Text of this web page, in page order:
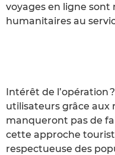
voyages en ligne sont
humanitaires au
Intérêt de l’opération
utilisateurs grâce aux
manqueront pas de
cette approche
respectueuse des